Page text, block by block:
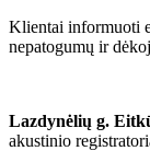
Klientai informuoti
nepatogumų ir
Lazdynėlių g.
akustinio